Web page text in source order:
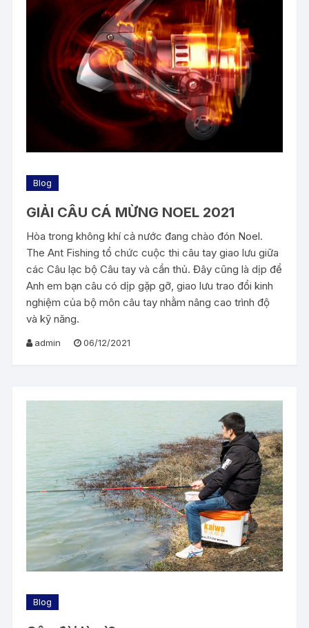
Blog
GIẢI CÂU CÁ MỪNG NOEL 2021
Hòa trong không khí cả nước đang chào đón Noel.
The Ant Fishing tổ chức cuộc thi câu tay giao lưu giữa
các Câu lạc bộ Câu tay và cần thủ. Đây cũng là dịp để
Anh em bạn câu có dịp gặp gỡ, giao lưu trao đổi kinh
nghiệm của bộ môn câu tay nhằm nâng cao trình độ
và kỹ năng.
admin 06/12/2021
Blog